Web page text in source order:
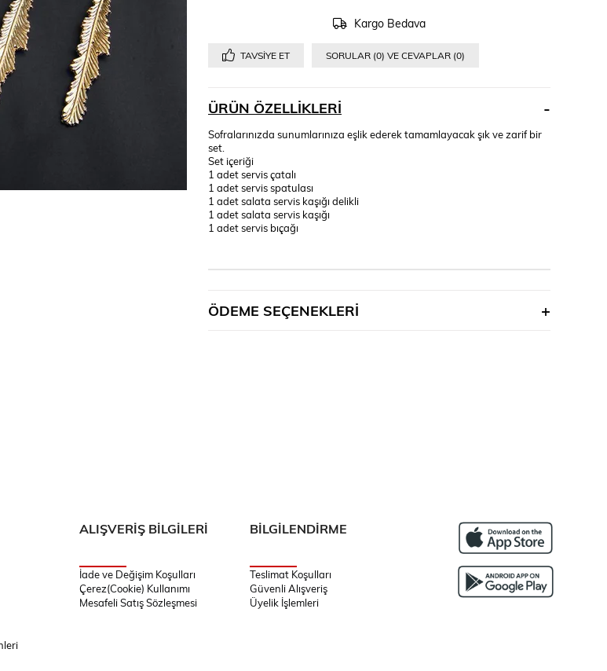
Kargo Bedava
TAVSIYE ET SORULAR (0) VE CEVAPLAR (0)
ÜRÜN ÖZELLIKLERI
Sofralarınızda sunumlarınıza eşlik ederek tamamlayacak şık ve zarif bir
set.
Set içeriği
1 adet servis çatalı
1 adet servis spatulası
1 adet salata servis kaşığı delikli
1 adet salata servis kaşığı
1 adet servis bıçağı
ÖDEME SEÇENEKLERI
ALIŞVERİŞ BİLGİLERİ
İade ve Değişim Koşulları
Çerez(Cookie) Kullanımı
Mesafeli Satış Sözleşmesi
BİLGİLENDİRME
Teslimat Koşulları
Güvenli Alışveriş
Üyelik İşlemleri